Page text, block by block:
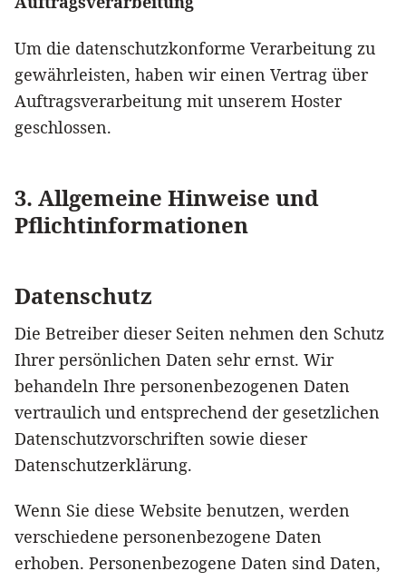
Um die datenschutzkonforme Verarbeitung zu
gewährleisten, haben wir einen Vertrag über
Auftragsverarbeitung mit unserem Hoster
geschlossen.
3. Allgemeine Hinweise und
Pflichtinformationen
Datenschutz
Die Betreiber dieser Seiten nehmen den Schutz
Ihrer persönlichen Daten sehr ernst. Wir
behandeln Ihre personenbezogenen Daten
vertraulich und entsprechend der gesetzlichen
Datenschutzvorschriften sowie dieser
Datenschutzerklärung.
Wenn Sie diese Website benutzen, werden
verschiedene personenbezogene Daten
erhoben. Personenbezogene Daten sind Daten,